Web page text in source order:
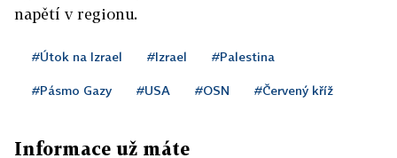
napětí v regionu.
#Útok na Izrael #Izrael #Palestina
#Pásmo Gazy #USA #OSN #Červený kříž
Informace už máte